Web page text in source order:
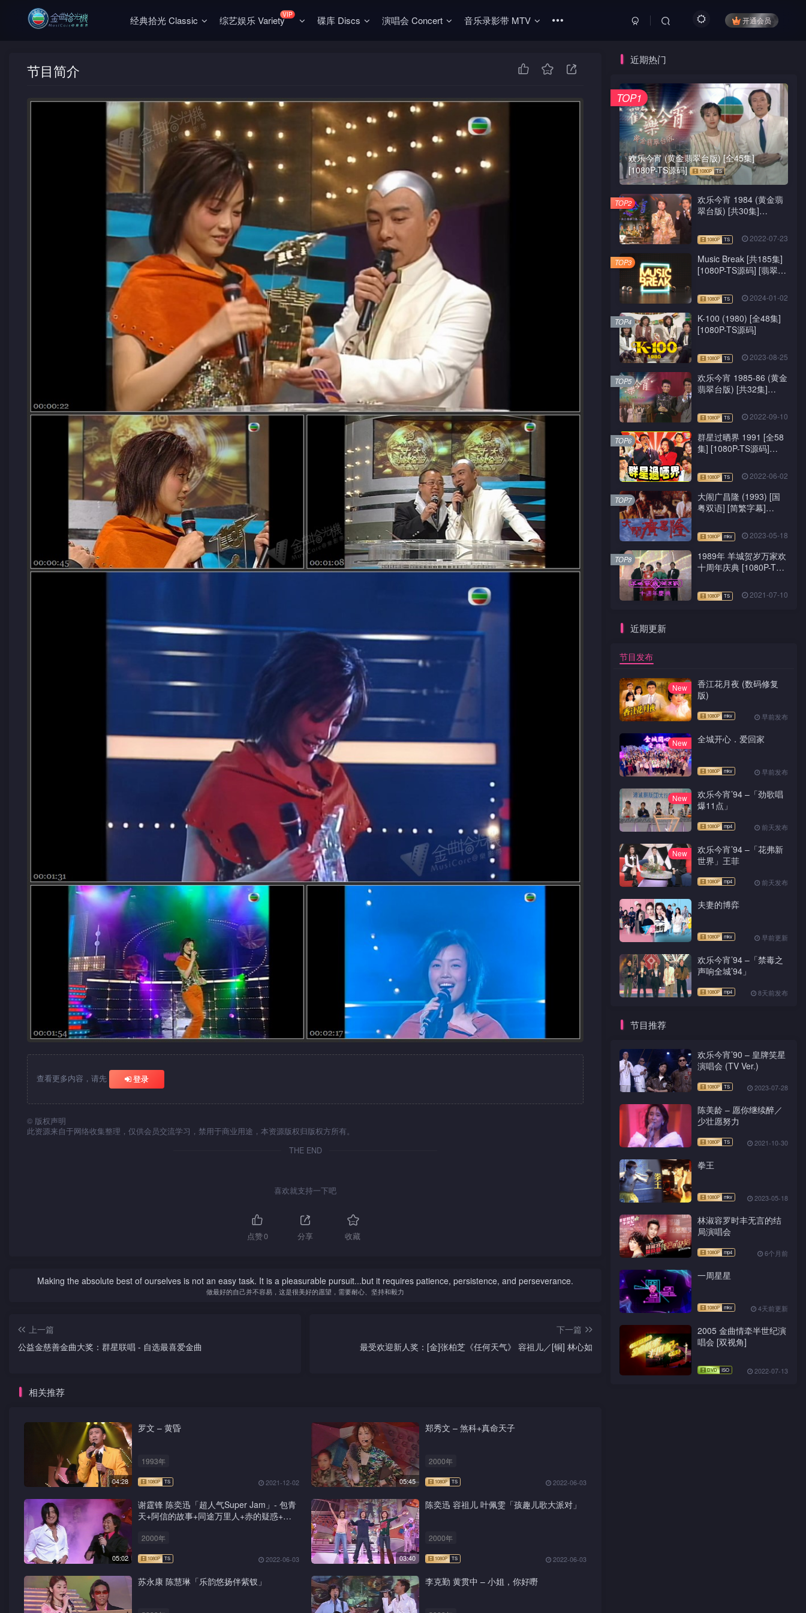
经典拾光 Classic 综艺娱乐 VarietyVIP 碟库 Discs 演唱会 Concert 音乐录影带 MTV 开通会员
节目简介
查看更多内容，请先 登录
© 版权声明
此资源来自于网络收集整理，仅供会员交流学习，禁用于商业用途，本资源版权归版权方所有。
THE END
喜欢就支持一下吧
点赞0 分享 收藏
Making the absolute best of ourselves is not an easy task. It is a pleasurable pursuit...but it requires patience, persistence, and perseverance.
做最好的自己并不容易，这是很美好的愿望，需要耐心、坚持和毅力
上一篇
公益金慈善金曲大奖：群星联唱 - 自选最喜爱金曲
下一篇
最受欢迎新人奖：[金]张柏芝《任何天气》 容祖儿／[铜] 林心如
相关推荐
04:28
罗文 – 黄昏
1993年
2021-12-02 05:45
郑秀文 – 煞科+真命天子
2000年
2022-06-03
05:02
谢霆锋 陈奕迅「超人气Super Jam」- 包青
天+阿信的故事+同途万里人+赤的疑惑+新
2000年
2022-06-03 03:40
陈奕迅 容祖儿 叶佩雯「孩趣儿歌大派对」
2000年
2022-06-03
苏永康 陈慧琳「乐韵悠扬伴紫钗」 李克勤 黄贯中 – 小姐，你好嘢
近期热门
欢乐今宵 (黄金翡翠台版) [全45集]
[1080P-TS源码]
TOP1
欢乐今宵 1984 (黄金翡
翠台版) [共30集]
2022-07-23
TOP2
Music Break [共185集]
[1080P-TS源码] [翡翠
2024-01-02
TOP3
K-100 (1980) [全48集]
[1080P-TS源码]
2023-08-25
TOP4
欢乐今宵 1985-86 (黄金
翡翠台版) [共32集]
2022-09-10
TOP5
群星过晒界 1991 [全58
集] [1080P-TS源码]
2022-06-02
TOP6
大闹广昌隆 (1993) [国
粤双语] [简繁字幕]
2023-05-18
TOP7
1989年 羊城贺岁万家欢
十周年庆典 [1080P-TS
2021-07-10
TOP8
近期更新
节目发布
New
香江花月夜 (数码修复
版)
早前发布
New 全城开心．爱回家
早前发布
New
欢乐今宵’94 –「劲歌唱
爆11点」
前天发布
New
欢乐今宵’94 –「花弗新
世界」王菲
前天发布
夫妻的博弈
早前更新
欢乐今宵’94 –「禁毒之
声响全城’94」
8天前发布
节目推荐
欢乐今宵’90 – 皇牌笑星
演唱会 (TV Ver.)
2023-07-28
陈美龄 – 愿你继续醉／
少壮愿努力
2021-10-30
拳王
2023-05-18
林淑容罗时丰无言的结
局演唱会
6个月前
一周星星
4天前更新
2005 金曲情牵半世纪演
唱会 [双视角]
2022-07-13